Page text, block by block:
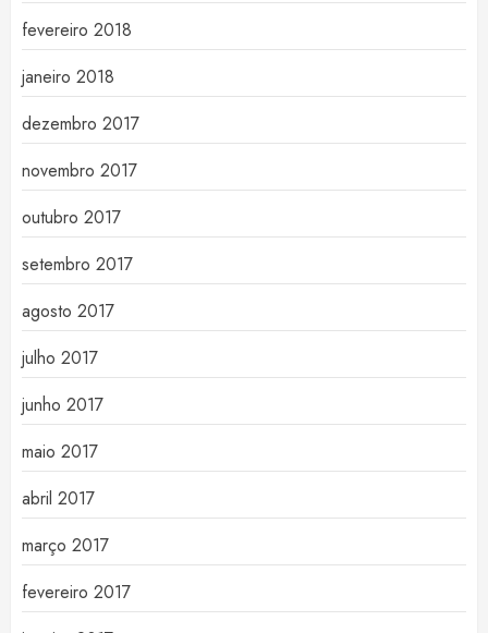
fevereiro 2018
janeiro 2018
dezembro 2017
novembro 2017
outubro 2017
setembro 2017
agosto 2017
julho 2017
junho 2017
maio 2017
abril 2017
março 2017
fevereiro 2017